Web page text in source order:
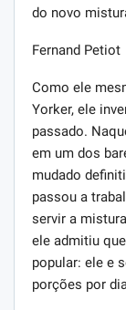
do novo
Fernand Petiot
Como ele
Yorker, ele
passado.
em um dos
mudado
passou a
servir a
ele admitiu
popular: ele e
porções por